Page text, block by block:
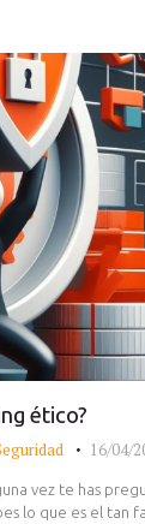
ético?
16/04/
vez te has
lo que es el tan